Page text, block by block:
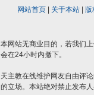
网站首页| 关于本站| 版
本网站无商业目的，若我们
会在24小时内撤下。
天主教在线维护网友自由评
的立场。本站绝对禁止发布